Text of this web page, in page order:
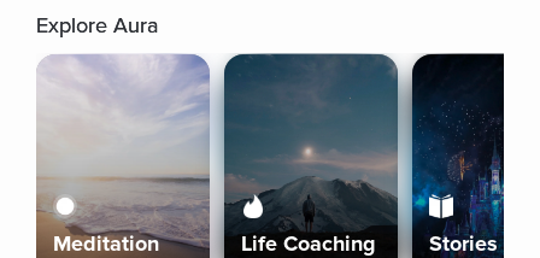
Explore Aura
Meditation Life Coaching Stories